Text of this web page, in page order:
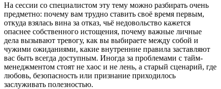
На сессии со специалистом эту тему можно разбирать очень
предметно: почему вам трудно ставить своё время первым,
откуда взялась вина за отказ, чьё недовольство кажется
опаснее собственного истощения, почему важные личные
дела вызывают тревогу, как вы выбираете между собой и
чужими ожиданиями, какие внутренние правила заставляют
вас быть всегда доступным. Иногда за проблемами с тайм-
менеджментом стоят не хаос и не лень, а старый сценарий, где
любовь, безопасность или признание приходилось
заслуживать полезностью.